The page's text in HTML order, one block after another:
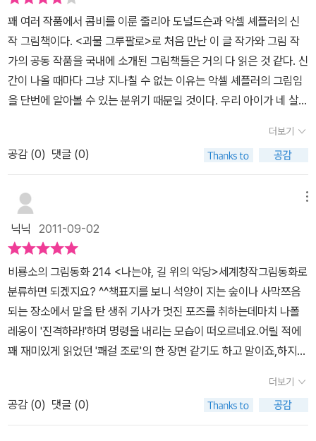
찍이는 마음대로 남의 것을 훔치고, 훔친 걸 먹어 대는 나쁜 녀석이에
요.말을 타고 달리다가 지나가는 동물들의 먹을 것을 빼았지요.토끼
의 토끼풀, 다람쥐의 도토리, 개미의나뭇잎...고양이한테서 우유를, 거
미한테서 파리를, 말이먹는 마른 풀까지..길 위의 악당 찍찍이는 다른
동물들 먹을 것을 혼자 다 먹어 치워 뒤룩뒤룩 살이 쪄갔어요.어느 날
길 위에서 오리를 만난 찍찍이는 언니네 동굴에 과자랑 빵이 잔뜩 있
다는 말을 듣고 동굴에 갑니다.오래의 재치로 찍찍이는동굴안으로 들
어가게 되고, 오리는 후다닥 말고삐를 잡고 동물친구들에게 돌아오지
나는 곳, 언덕 반대편으로 나와 잿빛 찍찍이가 되어 찍소리도 못내고
빵집에서 일을 하게 되었대요.반복적으로 길 위에서 동물들을 만나는
부분은 아이들이 다음엔 어떤 동물을 만나 어떤 것을 빼앗을지 자연
스럽게 상상할 수 있도록 자극해줍니다.또한 무서운 악당 찍찍이 앞
에서도 겁내지 않고 지혜롭게 찍찍이를 궁지로 몰아넣는 오리의 용감
하고 재치있는 모습에서 통쾌함을 느끼게 해주고요.동물친구들을 괴
롭혔던 찍찍이가 결국엔 벌을 받는 모습에서 우리 아이들도 자기 마
음대로 친구의 물건을 빼앗는 일은 나쁜 행동이란걸 알게 되겠지요?
꽤 여러 작품에서 콤비를 이룬 줄리아 도널드슨과 악셀 셰플러의 신
작 그림책이다. <괴물 그루팔로>로 처음 만난 이 글 작가와 그림 작
가의 공동 작품을 국내에 소개된 그림책들은 거의 다 읽은 것 같다. 신
간이 나올 때마다 그냥 지나칠 수 없는 이유는 악셀 셰플러의 그림임
을 단번에 알아볼 수 있는 분위기 때문일 것이다. 우리 아이가 네 살
꾸준히 체크하는 편인데 아직까지 「괴물 그루팔로」를 뛰어넘는 반응
을 보인 작품은 안 나오고 있는 것 같다. 작가들에게도 「괴물 그루팔
로」는 스스로가 만들어 놓은 큰 산이 아닐까 하는 생각이 들었다. 19
99년에 출간된 「괴물 그루팔로」라는 엄청난 성공작 때문에 후속작들
른 작품들을 읽으면서 끊임없이 비교하게 되니 말이다.『나는야, 길 위
의 악당』은 나쁜 짓을 일삼는 길 위의 악당 찍찍이가 결국 오리의 꾐
에 빠져 비참한 처지로 전락하게 된다는 전형적인 권선징악의 스토리
다. 마음대로 남의 것을 빼앗고 훔치는 길 위의 악당 찍찍이 때문에 숲
속 마을 친구들은 굶주림에 말라비틀어져 갔지만 악당 찍찍이는 악행
을 그칠 줄을 모른다. 심지어 입맛 떨어지게 생긴 토끼풀이나 이빨도
안 박히게 딱딱한 도토리처럼 토끼나 다람쥐에게는 양식이지만 자신
에게는 별 쓸모도 없는 것까지 닥치는 대로 모조리 빼앗을 정도이다.
악당 찍찍이는 어느 날 길에서 만난 오리에게서 과자와 빵이 잔뜩 쌓
더보기
공감 (0) 댓글 (0)
닉닉 2011-09-02
비룡소의 그림동화 214 <나는야, 길 위의 악당>세계창작그림동화로
분류하면 되겠지요? ^^책표지를 보니 석양이 지는 숲이나 사막쯔음
되는 장소에서 말을 탄 생쥐 기사가 멋진 포즈를 취하는데마치 나폴
레옹이 '진격하라!'하며 명령을 내리는 모습이 떠오르네요.어릴 적에
꽤 재미있게 읽었던 '쾌걸 조로'의 한 장면 같기도 하고 말이죠,하지만
아 볼 수 없는 악당 중에 악당이랍니다. ㅋ이야기도 이렇게 시작합니
다.길 위의 악당 찍찍이는 나쁜 녀석이었어.길 위의 악당 찍찍이는 못
된 녀석이었어.^^:;길을 따라 다니면서 약한 동물들의 가진 것을 모조
더보기
공감 (0) 댓글 (0)